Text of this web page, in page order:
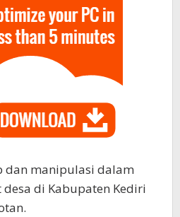
dan manipulasi dalam
di Kabupaten Kediri